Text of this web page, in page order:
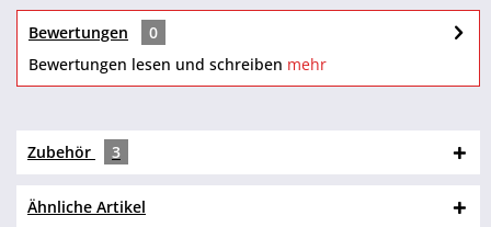
Bewertungen
0
Bewertungen lesen und schreiben mehr
Zubehör 3
Ähnliche Artikel